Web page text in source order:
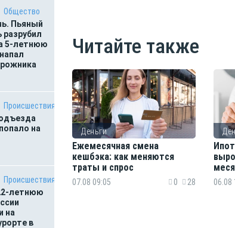
Общество
Пьяный
5-летнюю
Происшествия
на
Происшествия
летнюю
на
в
Читайте также
Деньги
Ежемесячная смена
кешбэка: как меняются
траты и спрос
07.08 09:05 0 28 06.08